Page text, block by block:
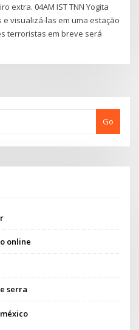
extra. 04AM IST TNN Yogita
e visualizá-las em uma estação
terroristas em breve será
Go
online
serra